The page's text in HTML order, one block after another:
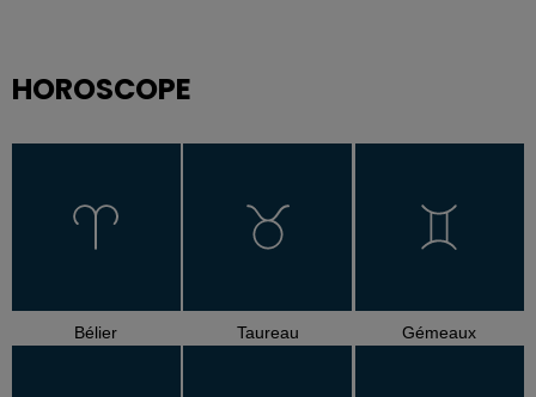
HOROSCOPE
Bélier Taureau Gémeaux